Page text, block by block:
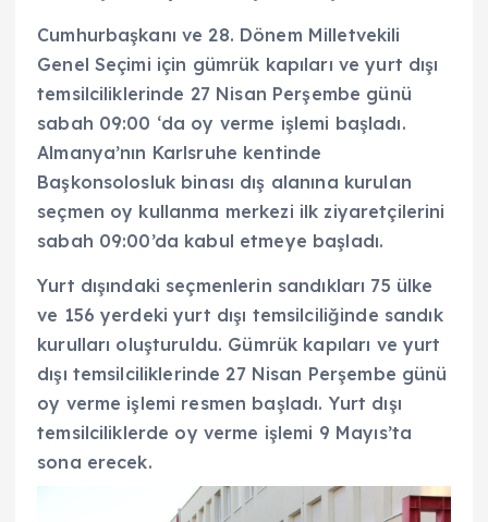
Cumhurbaşkanı ve 28. Dönem Milletvekili
Genel Seçimi için gümrük kapıları ve yurt dışı
temsilciliklerinde 27 Nisan Perşembe günü
sabah 09:00 ‘da oy verme işlemi başladı.
Almanya’nın Karlsruhe kentinde
Başkonsolosluk binası dış alanına kurulan
seçmen oy kullanma merkezi ilk ziyaretçilerini
sabah 09:00’da kabul etmeye başladı.
Yurt dışındaki seçmenlerin sandıkları 75 ülke
ve 156 yerdeki yurt dışı temsilciliğinde sandık
kurulları oluşturuldu. Gümrük kapıları ve yurt
dışı temsilciliklerinde 27 Nisan Perşembe günü
oy verme işlemi resmen başladı. Yurt dışı
temsilciliklerde oy verme işlemi 9 Mayıs’ta
sona erecek.